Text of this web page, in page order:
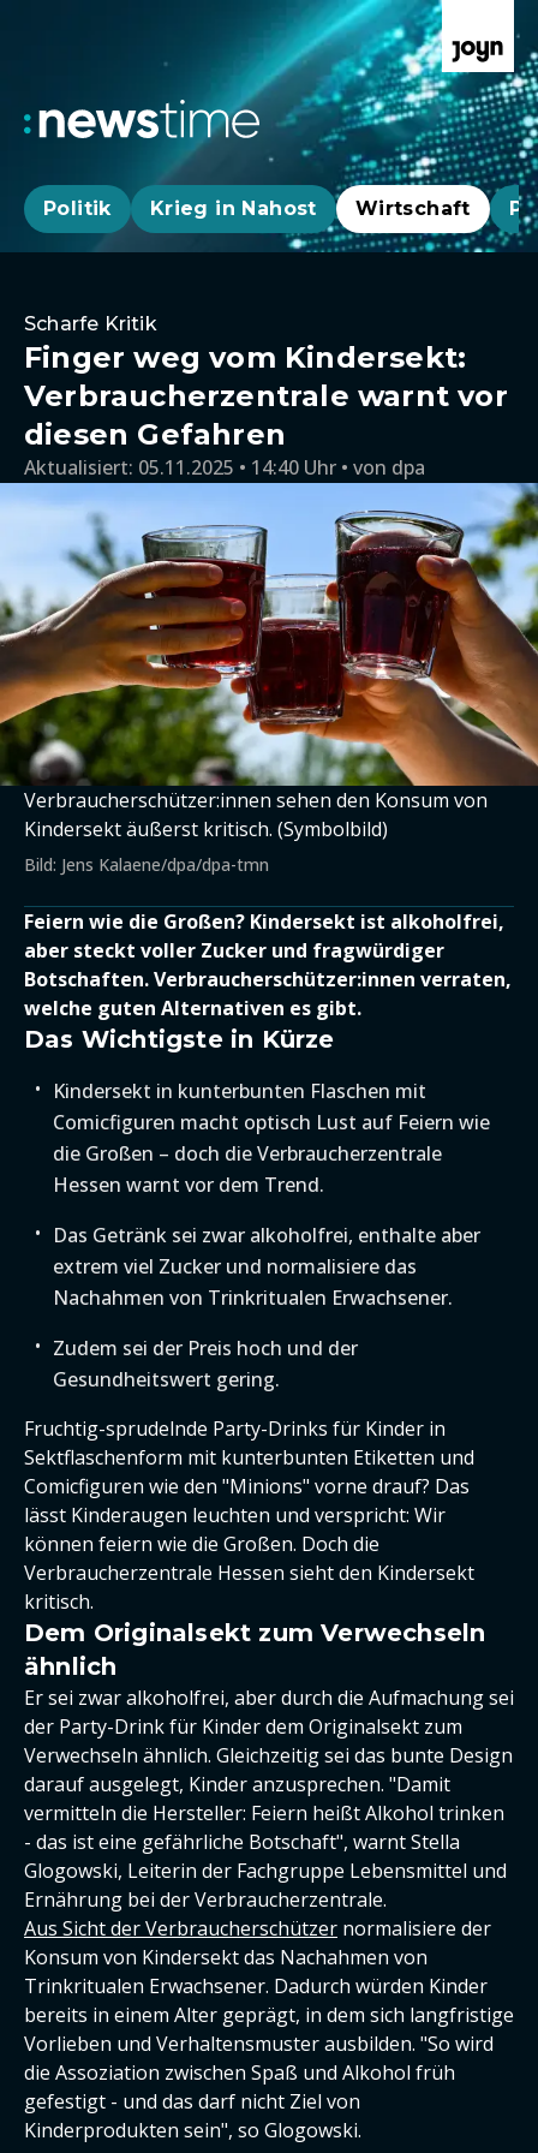
Politik Krieg in Nahost Wirtschaft
Scharfe Kritik
Finger weg vom Kindersekt:
Verbraucherzentrale warnt vor
diesen Gefahren
Aktualisiert: 05.11.2025 • 14:40 Uhr von dpa
Verbraucherschützer:innen sehen den Konsum von
Kindersekt äußerst kritisch. (Symbolbild)
Bild: Jens Kalaene/dpa/dpa-tmn
Feiern wie die Großen? Kindersekt ist alkoholfrei,
aber steckt voller Zucker und fragwürdiger
Botschaften. Verbraucherschützer:innen verraten,
welche guten Alternativen es gibt.
Das Wichtigste in Kürze
Kindersekt in kunterbunten Flaschen mit
Comicfiguren macht optisch Lust auf Feiern wie
die Großen – doch die Verbraucherzentrale
Hessen warnt vor dem Trend.
Das Getränk sei zwar alkoholfrei, enthalte aber
extrem viel Zucker und normalisiere das
Nachahmen von Trinkritualen Erwachsener.
Zudem sei der Preis hoch und der
Gesundheitswert gering.
Fruchtig-sprudelnde Party-Drinks für Kinder in
Sektflaschenform mit kunterbunten Etiketten und
Comicfiguren wie den "Minions" vorne drauf? Das
lässt Kinderaugen leuchten und verspricht: Wir
können feiern wie die Großen. Doch die
Verbraucherzentrale Hessen sieht den Kindersekt
kritisch.
Dem Originalsekt zum Verwechseln
ähnlich
Er sei zwar alkoholfrei, aber durch die Aufmachung sei
der Party-Drink für Kinder dem Originalsekt zum
Verwechseln ähnlich. Gleichzeitig sei das bunte Design
darauf ausgelegt, Kinder anzusprechen. "Damit
vermitteln die Hersteller: Feiern heißt Alkohol trinken
- das ist eine gefährliche Botschaft", warnt Stella
Glogowski, Leiterin der Fachgruppe Lebensmittel und
Ernährung bei der Verbraucherzentrale.
Aus Sicht der Verbraucherschützer normalisiere der
Konsum von Kindersekt das Nachahmen von
Trinkritualen Erwachsener. Dadurch würden Kinder
bereits in einem Alter geprägt, in dem sich langfristige
Vorlieben und Verhaltensmuster ausbilden. "So wird
die Assoziation zwischen Spaß und Alkohol früh
gefestigt - und das darf nicht Ziel von
Kinderprodukten sein", so Glogowski.